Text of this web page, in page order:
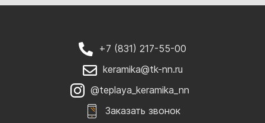
+7 (831) 217-55-00
keramika@tk-nn.ru
@teplaya_keramika_nn
Заказать звонок